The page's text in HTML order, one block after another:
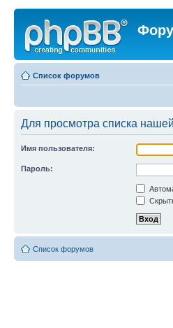
Список форумов
Для просмотра списка
Имя пользователя:
Пароль:
Список форумов